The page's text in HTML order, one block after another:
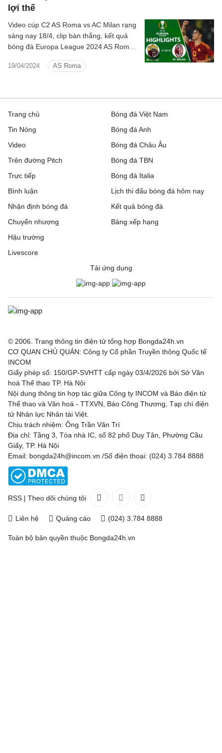
lợi thế
19/04/2024 AS Roma
Video cúp C2 AS Roma vs AC Milan rạng
sáng nay 18/4, clip bàn thắng, kết quả
bóng đá Europa League 2024 AS Roma
Trang chủ
Tin Nóng
Video
Trên đường Pitch
Trực tiếp
Bóng đá Việt Nam
Bóng đá Anh
Bóng đá Châu Âu
Bóng đá TBN
Bóng đá Italia
Bình luận
Nhận định bóng đá
Chuyển nhượng
Hậu trường
Livescore
Lịch thi đấu bóng đá hôm nay
Kết quả bóng đá
Bảng xếp hạng
Tải ứng dụng
© 2006. Trang thông tin điện tử tổng hợp Bongda24h.vn
CƠ QUAN CHỦ QUẢN: Công ty Cổ phần Truyền thông Quốc tế
INCOM
Giấy phép số: 150/GP-SVHTT cấp ngày 03/4/2026 bởi Sở Văn
hoá Thể thao TP. Hà Nội
Nội dung thông tin hợp tác giữa Công ty INCOM và Báo điện tử
Thể thao và Văn hoá - TTXVN, Báo Công Thương, Tạp chí điện
tử Nhân lực Nhân tài Việt.
Chịu trách nhiệm: Ông Trần Văn Trí
Địa chỉ: Tầng 3, Tòa nhà IC, số 82 phố Duy Tân, Phường Cầu
Giấy, TP. Hà Nội
Email: bongda24h@incom.vn /Số điện thoại: (024) 3.784 8888
RSS | Theo dõi chúng tôi
Liên hệ Quảng cáo (024) 3.784 8888
Toàn bộ bản quyền thuộc Bongda24h.vn